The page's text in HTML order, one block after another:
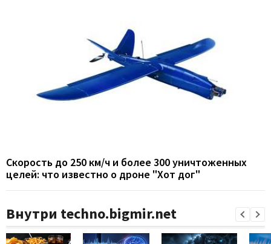
Скорость до 250 км/ч и более 300 уничтоженных
целей: что известно о дроне "Хот дог"
Внутри techno.bigmir.net